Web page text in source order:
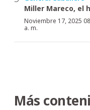
Miller Mareco, el
Noviembre 17, 2025
a. m.
Más